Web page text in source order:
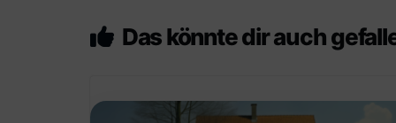
Das könnte dir auch